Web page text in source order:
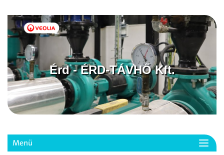
Érd - ÉRD-TÁVHŐ Kft.
Menü